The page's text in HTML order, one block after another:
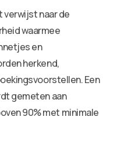
naar de
waarmee
en
herkend,
Een
gemeten aan
90% met minimale